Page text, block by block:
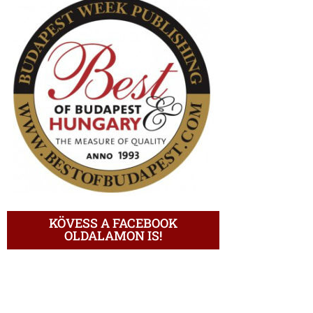
KÖVESS A FACEBOOK
OLDALAMON IS!